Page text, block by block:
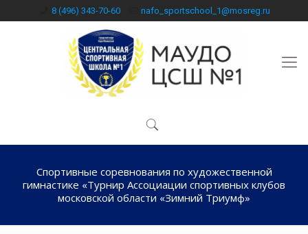
8 (496) 343-70-60 nafo_sportschool_1@mosreg.ru
Спортивные соревнования по художественной
гимнастике «Турнир Ассоциации спортивных клубов
московской области «Зимний Триумф»